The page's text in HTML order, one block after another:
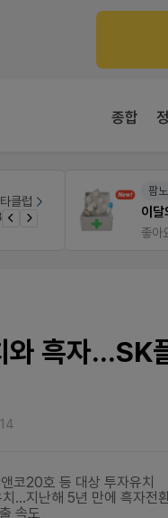
종합
클럽
듀오락 스탑과 여름철 장질환 대응법
팜
이
좋아
와 흑자...SK
코20호 등 대상 투자유치
...지난해 5년 만에 흑자전
속도